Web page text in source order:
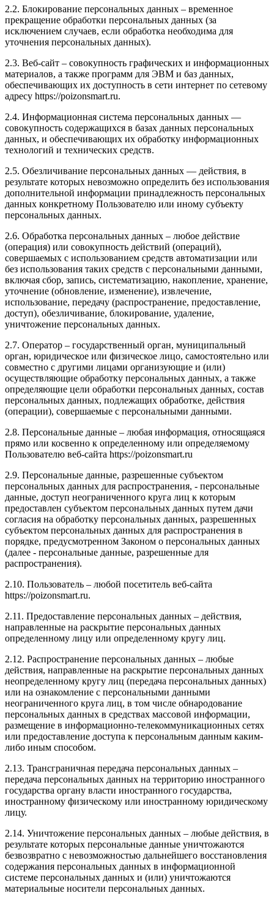
2.2. Блокирование персональных данных – временное
прекращение обработки персональных данных (за
исключением случаев, если обработка необходима для
уточнения персональных данных).
2.3. Веб-сайт – совокупность графических и информационных
материалов, а также программ для ЭВМ и баз данных,
обеспечивающих их доступность в сети интернет по сетевому
адресу https://poizonsmart.ru.
2.4. Информационная система персональных данных —
совокупность содержащихся в базах данных персональных
данных, и обеспечивающих их обработку информационных
технологий и технических средств.
2.5. Обезличивание персональных данных — действия, в
результате которых невозможно определить без использования
дополнительной информации принадлежность персональных
данных конкретному Пользователю или иному субъекту
персональных данных.
2.6. Обработка персональных данных – любое действие
(операция) или совокупность действий (операций),
совершаемых с использованием средств автоматизации или
без использования таких средств с персональными данными,
включая сбор, запись, систематизацию, накопление, хранение,
уточнение (обновление, изменение), извлечение,
использование, передачу (распространение, предоставление,
доступ), обезличивание, блокирование, удаление,
уничтожение персональных данных.
2.7. Оператор – государственный орган, муниципальный
орган, юридическое или физическое лицо, самостоятельно или
совместно с другими лицами организующие и (или)
осуществляющие обработку персональных данных, а также
определяющие цели обработки персональных данных, состав
персональных данных, подлежащих обработке, действия
(операции), совершаемые с персональными данными.
2.8. Персональные данные – любая информация, относящаяся
прямо или косвенно к определенному или определяемому
Пользователю веб-сайта https://poizonsmart.ru
2.9. Персональные данные, разрешенные субъектом
персональных данных для распространения, - персональные
данные, доступ неограниченного круга лиц к которым
предоставлен субъектом персональных данных путем дачи
согласия на обработку персональных данных, разрешенных
субъектом персональных данных для распространения в
порядке, предусмотренном Законом о персональных данных
(далее - персональные данные, разрешенные для
распространения).
2.10. Пользователь – любой посетитель веб-сайта
https://poizonsmart.ru.
2.11. Предоставление персональных данных – действия,
направленные на раскрытие персональных данных
определенному лицу или определенному кругу лиц.
2.12. Распространение персональных данных – любые
действия, направленные на раскрытие персональных данных
неопределенному кругу лиц (передача персональных данных)
или на ознакомление с персональными данными
неограниченного круга лиц, в том числе обнародование
персональных данных в средствах массовой информации,
размещение в информационно-телекоммуникационных сетях
или предоставление доступа к персональным данным каким-
либо иным способом.
2.13. Трансграничная передача персональных данных –
передача персональных данных на территорию иностранного
государства органу власти иностранного государства,
иностранному физическому или иностранному юридическому
лицу.
2.14. Уничтожение персональных данных – любые действия, в
результате которых персональные данные уничтожаются
безвозвратно с невозможностью дальнейшего восстановления
содержания персональных данных в информационной
системе персональных данных и (или) уничтожаются
материальные носители персональных данных.